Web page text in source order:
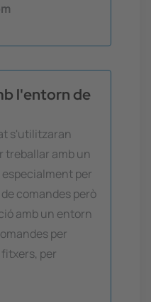
l'entorn de
s'utilitzaran
treballar amb un
per
comandes però
amb un entorn
per
per